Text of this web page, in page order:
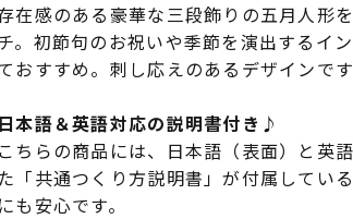
在感のある豪華な三段飾りの五月人形
。初節句のお祝いや季節を演出するイ
おすすめ。刺し応えのあるデザインです
日本語＆英語対応の説明書付き♪
こちらの商品には、日本語（表面）と英
た「共通つくり方説明書」が付属してい
にも安心です。